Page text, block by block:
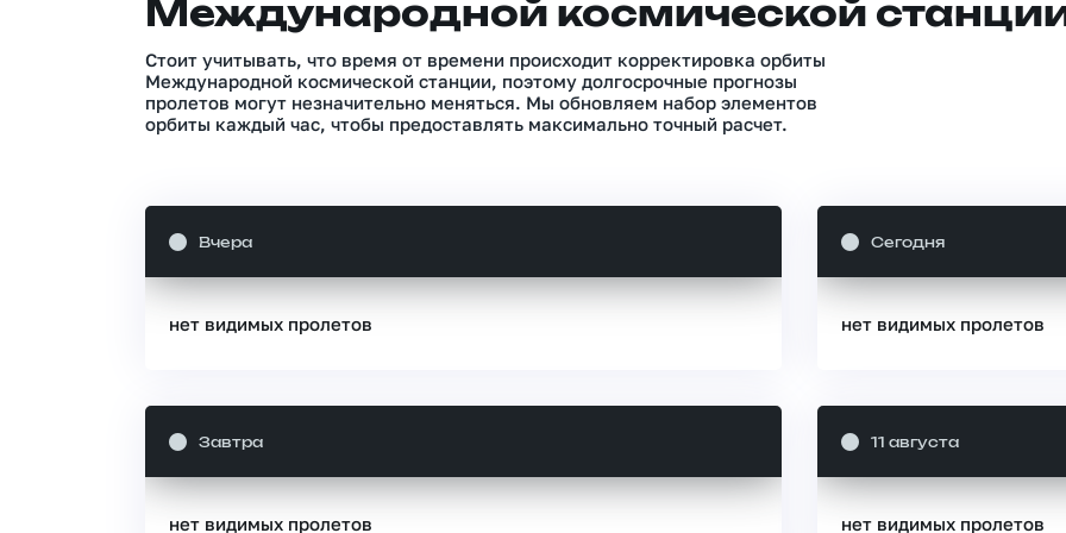
Международной космической
Стоит учитывать, что время от времени происходит корректировка орбиты
Международной космической станции, поэтому долгосрочные прогнозы
пролетов могут незначительно меняться. Мы обновляем набор элементов
орбиты каждый час, чтобы предоставлять максимально точный расчет.
Вчера
нет видимых пролетов
Сегодня
нет видимых пролетов
Завтра
нет видимых пролетов
11 августа
нет видимых пролетов